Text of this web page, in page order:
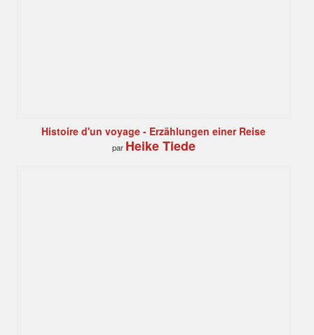
Histoire d'un voyage - Erzählungen einer Reise
par Heike Tiede